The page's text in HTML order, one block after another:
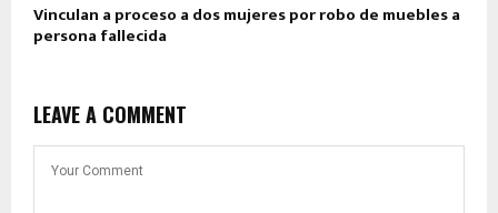
Vinculan a proceso a dos mujeres por robo de muebles a
persona fallecida
LEAVE A COMMENT